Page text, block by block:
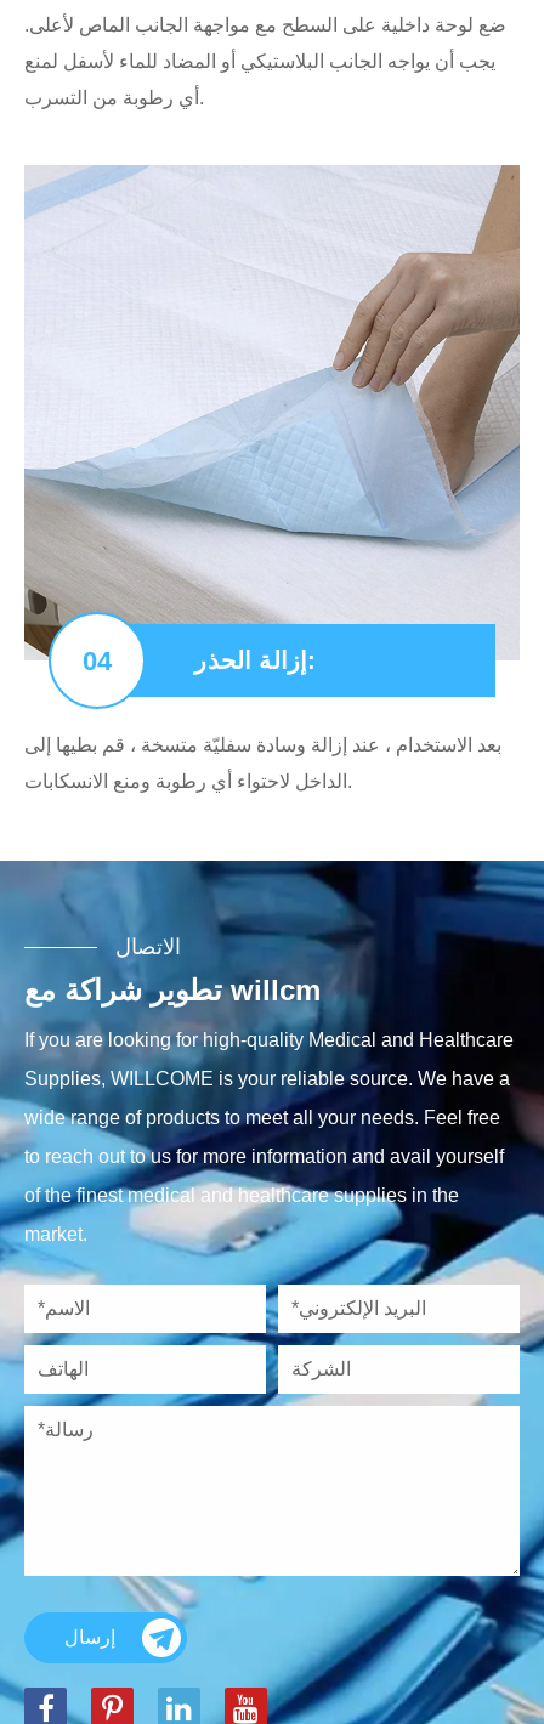
ضع لوحة داخلية على السطح مع مواجهة الجانب الماص لأعلى.
يجب أن يواجه الجانب البلاستيكي أو المضاد للماء لأسفل لمنع
أي رطوبة من التسرب.
04 إزالة الحذر:
بعد الاستخدام ، عند إزالة وسادة سفليّة متسخة ، قم بطيها إلى
الداخل لاحتواء أي رطوبة ومنع الانسكابات.
الاتصال
تطوير شراكة مع willcm
If you are looking for high-quality Medical and Healthcare
Supplies, WILLCOME is your reliable source. We have a
wide range of products to meet all your needs. Feel free
to reach out to us for more information and avail yourself
of the finest medical and healthcare supplies in the
market.
إرسال